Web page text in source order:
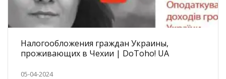
Налогообложения граждан Украины,
проживающих в Чехии | DoToho! UA
05-04-2024